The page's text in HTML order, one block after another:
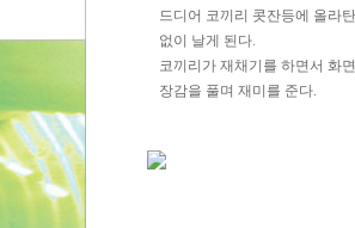
드디어 코끼리 콧잔등에 올라
없이 날게 된다.
코끼리가 재채기를 하면서 화
장감을 풀며 재미를 준다.